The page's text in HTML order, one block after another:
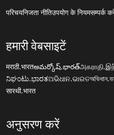
परिचयनिजता नीतिउपयोग के नियमसम्पर्क
हमारी वेबसाइटें
मराठी.भारतఅమర్కోష్.భారత్
ನಿಘಂಟು.ಭಾರತଅଭିଧାନ.ଭାରତ
सारथी.भारत
अनुसरण करें